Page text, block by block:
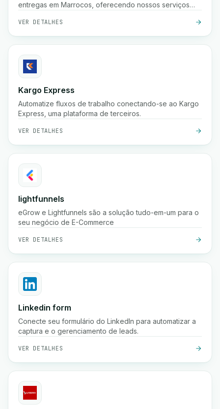
entregas em Marrocos, oferecendo nossos serviços
VER DETALHES
Kargo Express
Automatize fluxos de trabalho conectando-se ao Kargo
Express, uma plataforma de terceiros.
VER DETALHES
lightfunnels
eGrow e Lightfunnels são a solução tudo-em-um para o
seu negócio de E-Commerce
VER DETALHES
Linkedin form
Conecte seu formulário do LinkedIn para automatizar a
captura e o gerenciamento de leads.
VER DETALHES